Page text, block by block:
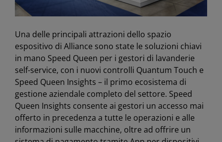
Una delle principali attrazioni dello spazio
espositivo di Alliance sono state le soluzioni chiavi
in mano Speed Queen per i gestori di lavanderie
self-service, con i nuovi controlli Quantum Touch e
Speed Queen Insights – il primo ecosistema di
gestione aziendale completo del settore. Speed
Queen Insights consente ai gestori un accesso mai
offerto in precedenza a tutte le operazioni e alle
informazioni sulle macchine, oltre ad offrire un